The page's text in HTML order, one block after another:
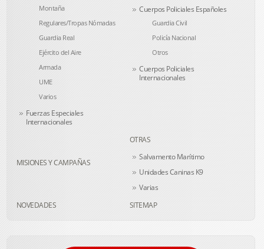
Montaña
Regulares/Tropas Nómadas
Guardia Real
Ejército del Aire
Armada
UME
Varios
Fuerzas Especiales
Internacionales
Cuerpos Policiales Españoles
Guardia Civil
Policía Nacional
Otros
Cuerpos Policiales
Internacionales
MISIONES Y CAMPAÑAS
OTRAS
Salvamento Marítimo
Unidades Caninas K9
Varias
NOVEDADES
SITEMAP